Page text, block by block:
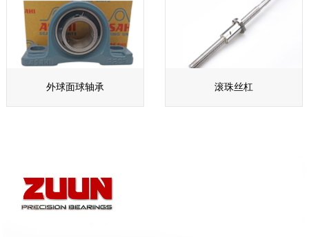
外球面球轴承 滚珠丝杠